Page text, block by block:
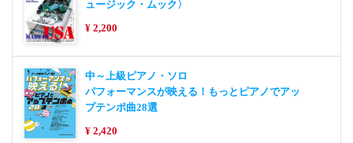
ュージック・ムック〉
¥ 2,200
中～上級ピアノ・ソロ
パフォーマンスが映える！もっとピアノでアッ
プテンポ曲28選
¥ 2,420